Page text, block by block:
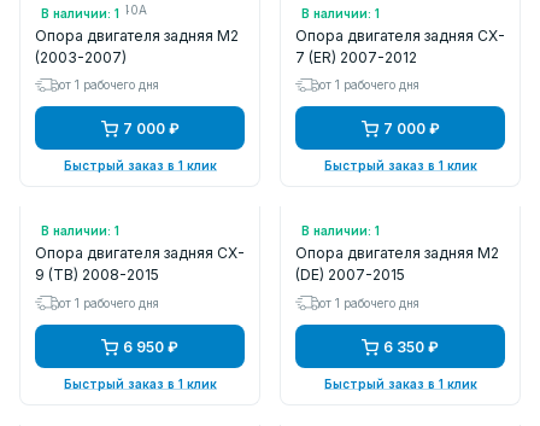
В наличии: 1
Арт.: DJ3539040A
Опора двигателя задняя M2
(2003-2007)
от 1 рабочего дня
7 000 ₽
Быстрый заказ в 1 клик
В наличии: 1
Арт.: ME25057
Опора двигателя задняя CX-
7 (ER) 2007-2012
от 1 рабочего дня
7 000 ₽
Быстрый заказ в 1 клик
В наличии: 1
Арт.: ME25030
Опора двигателя задняя CX-
9 (TB) 2008-2015
от 1 рабочего дня
6 950 ₽
Быстрый заказ в 1 клик
В наличии: 1
Арт.: ME25070
Опора двигателя задняя M2
(DE) 2007-2015
от 1 рабочего дня
6 350 ₽
Быстрый заказ в 1 клик